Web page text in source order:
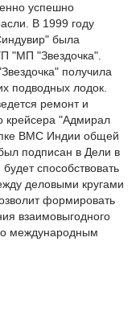
успешно
В 1999 году
была
"МП "Звездочка".
получила
подводных лодок.
ремонт и
крейсера "Адмирал
ВМС Индии общей
подписан в Дели в
способствовать
деловыми кругами
формировать
взаимовыгодного
международным